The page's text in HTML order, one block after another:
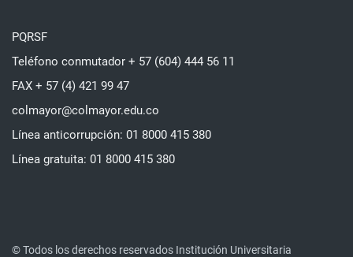
PQRSF
Teléfono conmutador + 57 (604) 444 56 11
FAX + 57 (4) 421 99 47
colmayor@colmayor.edu.co
Línea anticorrupción: 01 8000 415 380
Línea gratuita: 01 8000 415 380
© Todos los derechos reservados Institución Universitaria